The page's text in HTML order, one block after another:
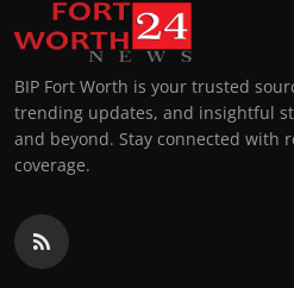
BIP Fort Worth is your trusted
trending updates, and insightful
and beyond. Stay connected with
coverage.